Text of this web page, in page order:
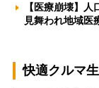
【医療崩壊】
見舞われ地域
快適クルマ